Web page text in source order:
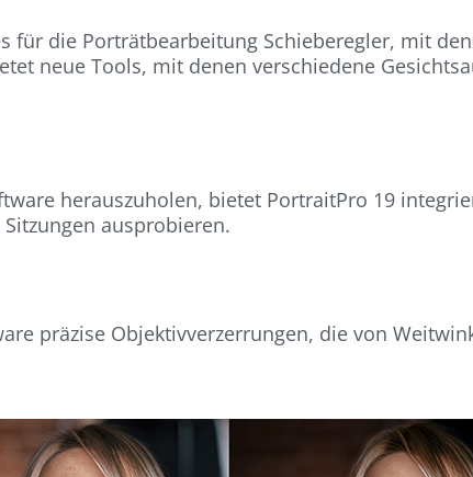
für die Porträtbearbeitung Schieberegler, mit
neue Tools, mit denen verschiedene
herauszuholen, bietet PortraitPro 19
ausprobieren.
präzise Objektivverzerrungen, die von